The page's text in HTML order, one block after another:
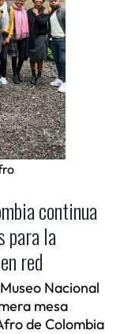
continua
para la
red
Nacional
mesa
de Colombia